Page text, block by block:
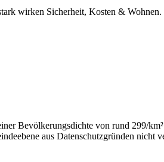
wirken Sicherheit, Kosten &
Bevölkerungsdichte von rund 299/
aus Datenschutzgründen nicht